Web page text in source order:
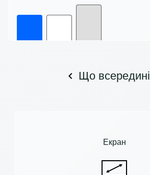
Що всередині
Екран